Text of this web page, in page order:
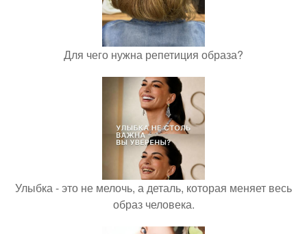
Для чего нужна репетиция образа?
Улыбка - это не мелочь, а деталь, которая меняет весь
образ человека.